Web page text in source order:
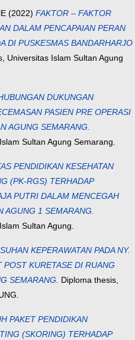
(2022) FAKTOR – FAKTOR
DALAM PENCAPAIAN PERAN
DI PUSKESMAS BANDARHARJO
Universitas Islam Sultan Agung
DUKUNGAN
PASIEN PRE OPERASI
AGUNG SEMARANG.
Sultan Agung Semarang.
PENDIDIKAN KESEHATAN
(PK-RGS) TERHADAP
PUTRI DALAM MENCEGAH
AGUNG 1 SEMARANG.
Sultan Agung.
KEPERAWATAN PADA NY.
KURETASE DI RUANG
SEMARANG. Diploma thesis,
PAKET PENDIDIKAN
(SKORING) TERHADAP